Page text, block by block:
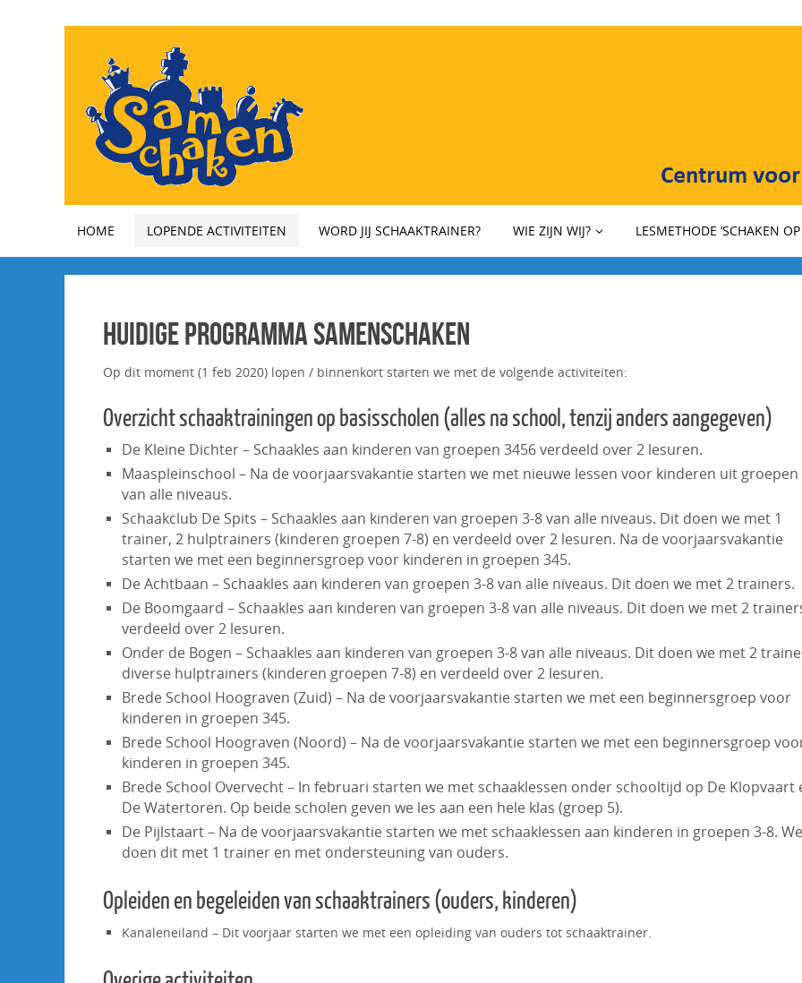
HOME LOPENDE ACTIVITEITEN WORD JIJ SCHAAKTRAINER? WIE ZIJN WIJ? LESMETHODE ‘SCHAKEN
Huidige programma SamenSchaken
Op dit moment (1 feb 2020) lopen / binnenkort starten we met de volgende activiteiten:
Overzicht schaaktrainingen op basisscholen (alles na school, tenzij anders aangegeven)
De Kleine Dichter – Schaakles aan kinderen van groepen 3456 verdeeld over 2 lesuren.
Maaspleinschool – Na de voorjaarsvakantie starten we met nieuwe lessen voor kinderen uit groepen
van alle niveaus.
Schaakclub De Spits – Schaakles aan kinderen van groepen 3-8 van alle niveaus. Dit doen we met 1
trainer, 2 hulptrainers (kinderen groepen 7-8) en verdeeld over 2 lesuren. Na de voorjaarsvakantie
starten we met een beginnersgroep voor kinderen in groepen 345.
De Achtbaan – Schaakles aan kinderen van groepen 3-8 van alle niveaus. Dit doen we met 2 trainers.
De Boomgaard – Schaakles aan kinderen van groepen 3-8 van alle niveaus. Dit doen we met 2
verdeeld over 2 lesuren.
Onder de Bogen – Schaakles aan kinderen van groepen 3-8 van alle niveaus. Dit doen we met 2
diverse hulptrainers (kinderen groepen 7-8) en verdeeld over 2 lesuren.
Brede School Hoograven (Zuid) – Na de voorjaarsvakantie starten we met een beginnersgroep voor
kinderen in groepen 345.
Brede School Hoograven (Noord) – Na de voorjaarsvakantie starten we met een beginnersgroep
kinderen in groepen 345.
Brede School Overvecht – In februari starten we met schaaklessen onder schooltijd op De Klopvaart
De Watertoren. Op beide scholen geven we les aan een hele klas (groep 5).
De Pijlstaart – Na de voorjaarsvakantie starten we met schaaklessen aan kinderen in groepen 3-8. We
doen dit met 1 trainer en met ondersteuning van ouders.
Opleiden en begeleiden van schaaktrainers (ouders, kinderen)
Kanaleneiland – Dit voorjaar starten we met een opleiding van ouders tot schaaktrainer.